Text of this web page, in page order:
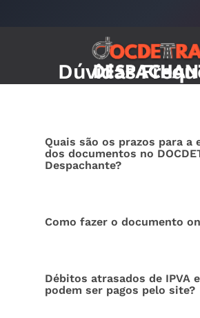
Dúvidas
Quais são os prazos para a
dos documentos no
Despachante?
Como fazer o documento
Débitos atrasados de IPVA
podem ser pagos pelo site?